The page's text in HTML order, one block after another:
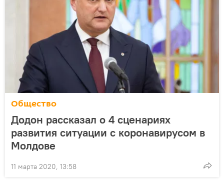
Общество
Додон рассказал о 4 сценариях
развития ситуации с коронавирусом в
Молдове
11 марта 2020, 13:58